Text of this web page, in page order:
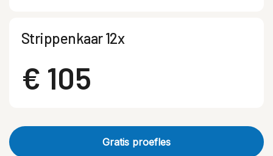
Strippenkaar 12x
€ 105
Gratis proefles